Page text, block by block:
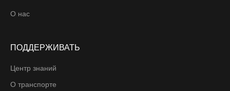
О нас
ПОДДЕРЖИВАТЬ
Центр знаний
О транспорте